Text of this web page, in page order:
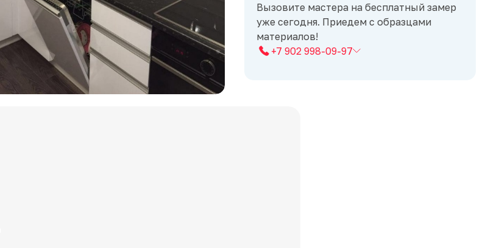
Вызовите мастера на бесплатный замер
уже сегодня. Приедем с образцами
материалов!
+7 902 998-09-97